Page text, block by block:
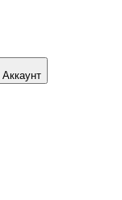
Аккаунт